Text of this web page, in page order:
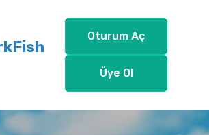
Oturum Aç
Üye Ol